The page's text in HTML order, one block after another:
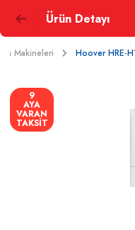
Ürün Detayı
Makineleri Hoover HRE-
9
AYA
VARAN
TAKSİT